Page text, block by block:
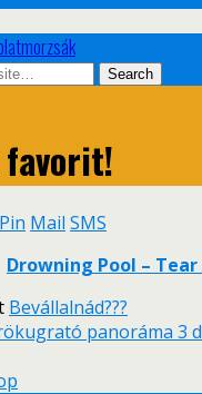
Pin Mail SMS
Drowning Pool –
Bevállalnád???
panoráma 3